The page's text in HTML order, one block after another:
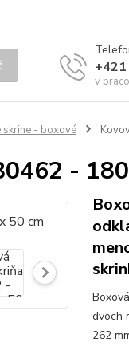
v
skrine - boxové
-
dvoch
262